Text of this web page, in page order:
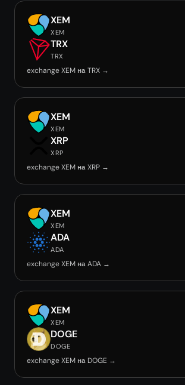
XEM
XEM
TRX
TRX
exchange XEM на TRX →
XEM
XEM
XRP
XRP
exchange XEM на XRP →
XEM
XEM
ADA
ADA
exchange XEM на ADA →
XEM
XEM
DOGE
DOGE
exchange XEM на DOGE →